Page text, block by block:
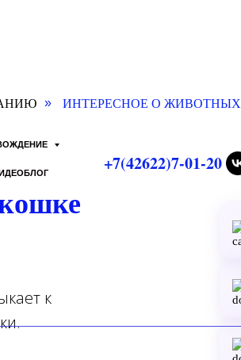
+7(42622)7-01-20
» ИНТЕРЕСНОЕ О ЖИВОТНЫХ
к